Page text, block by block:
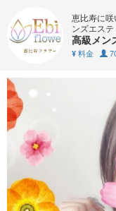
恵比寿に
ンズエステ
高級メ
¥ 料金